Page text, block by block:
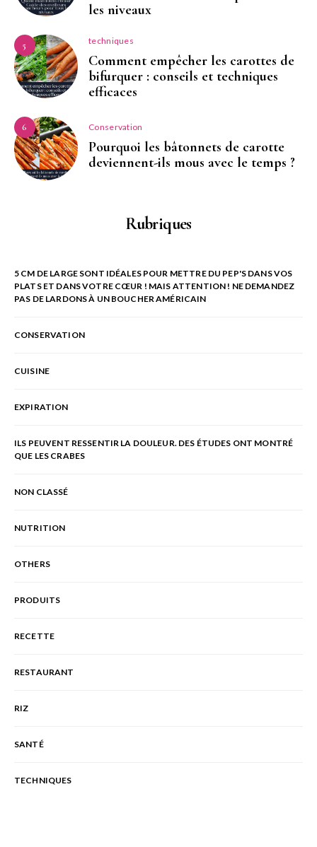
les niveaux
5 techniques
Comment empêcher les carottes de
bifurquer : conseils et techniques
efficaces
6 Conservation
Pourquoi les bâtonnets de carotte
deviennent-ils mous avec le temps ?
Rubriques
5 CM DE LARGE SONT IDÉALES POUR METTRE DU PEP'S DANS VOS
PLATS ET DANS VOTRE CŒUR ! MAIS ATTENTION ! NE DEMANDEZ
PAS DE LARDONS À UN BOUCHER AMÉRICAIN
CONSERVATION
CUISINE
EXPIRATION
ILS PEUVENT RESSENTIR LA DOULEUR. DES ÉTUDES ONT MONTRÉ
QUE LES CRABES
NON CLASSÉ
NUTRITION
OTHERS
PRODUITS
RECETTE
RESTAURANT
RIZ
SANTÉ
TECHNIQUES